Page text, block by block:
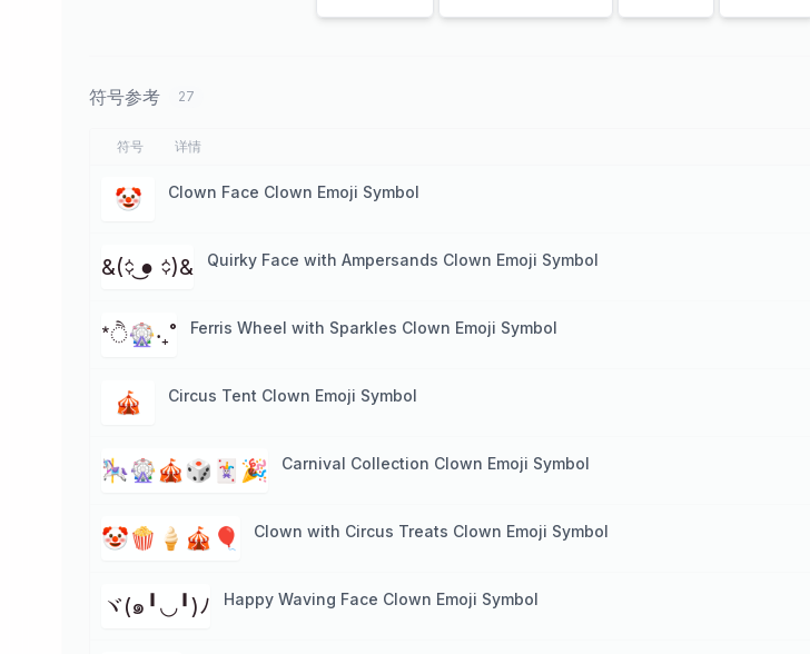
符号参考 27
符号 详情
🤡 Clown Face Clown Emoji Symbol
&(᨟ ͜● ᨟)& Quirky Face with Ampersands Clown Emoji Symbol
*ੈ🎡‧₊˚ Ferris Wheel with Sparkles Clown Emoji Symbol
🎪 Circus Tent Clown Emoji Symbol
🎠🎡🎪🎲🃏🎉 Carnival Collection Clown Emoji Symbol
🤡🍿🍦🎪🎈 Clown with Circus Treats Clown Emoji Symbol
ヾ(๑╹◡╹)ﾉ Happy Waving Face Clown Emoji Symbol